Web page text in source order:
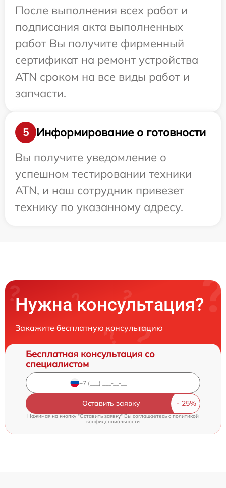
После выполнения всех работ и
подписания акта выполненных
работ Вы получите фирменный
сертификат на ремонт устройства
ATN сроком на все виды работ и
запчасти.
5
Информирование о готовности
Вы получите уведомление о
успешном тестировании техники
ATN, и наш сотрудник привезет
технику по указанному адресу.
Нужна консультация?
Закажите бесплатную консультацию
Бесплатная консультация со
специалистом
Оставить заявку
Нажимая на кнопку "Оставить заявку" Вы соглашаетесь cполитикой
конфиденциальности